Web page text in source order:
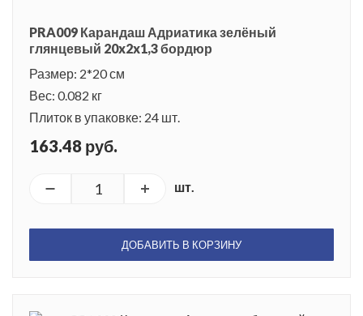
PRA009 Карандаш Адриатика зелёный
глянцевый 20x2x1,3 бордюр
Размер: 2*20 см
Вес: 0.082 кг
Плиток в упаковке: 24 шт.
163.48 руб.
шт.
ДОБАВИТЬ В КОРЗИНУ